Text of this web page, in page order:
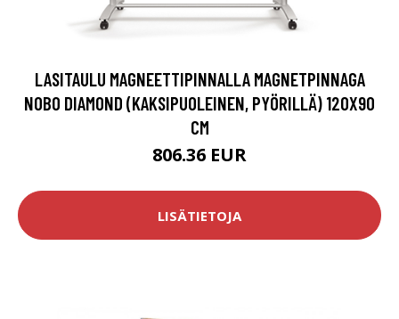
LASITAULU MAGNEETTIPINNALLA MAGNETPINNAGA
NOBO DIAMOND (KAKSIPUOLEINEN, PYÖRILLÄ) 120X90
CM
806.36 EUR
LISÄTIETOJA